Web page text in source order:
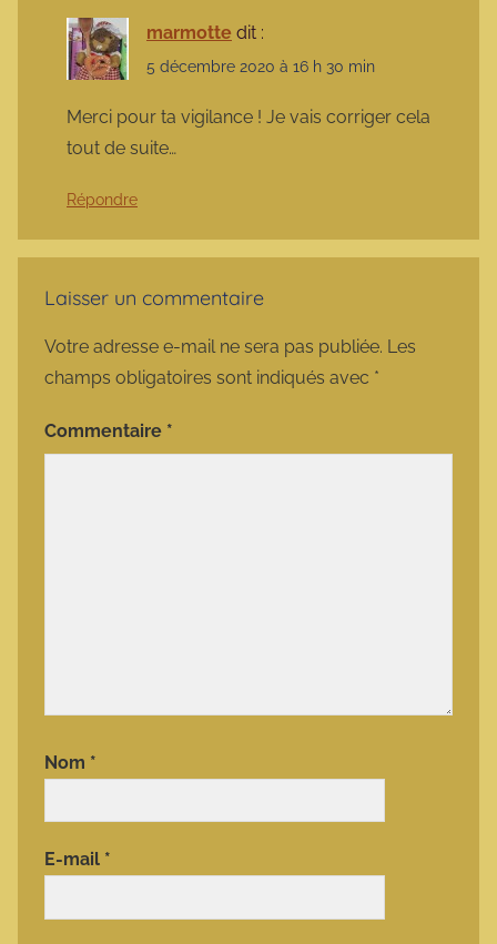
marmotte dit :
5 décembre 2020 à 16 h 30 min
Merci pour ta vigilance ! Je vais corriger cela
tout de suite…
Répondre
Laisser un commentaire
Votre adresse e-mail ne sera pas publiée. Les
champs obligatoires sont indiqués avec *
Commentaire *
Nom *
E-mail *